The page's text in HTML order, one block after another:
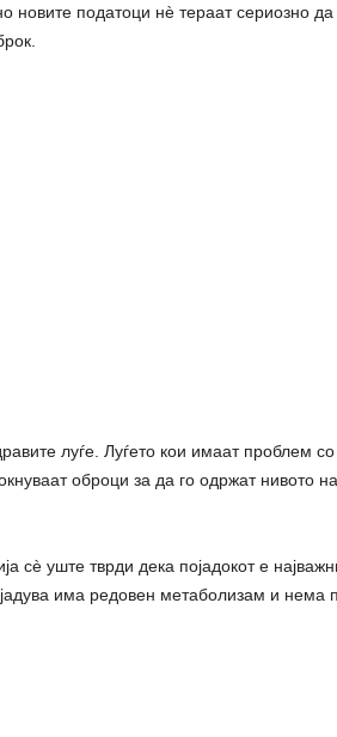
новите податоци нè тераат сериозно
луѓе. Луѓето кои имаат проблем со
оброци за да го одржат нивото
сè уште тврди дека појадокот е
има редовен метаболизам и нема